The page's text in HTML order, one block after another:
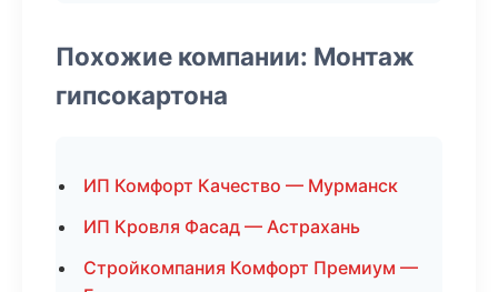
Похожие компании: Монтаж
гипсокартона
ИП Комфорт Качество — Мурманск
ИП Кровля Фасад — Астрахань
Стройкомпания Комфорт Премиум —